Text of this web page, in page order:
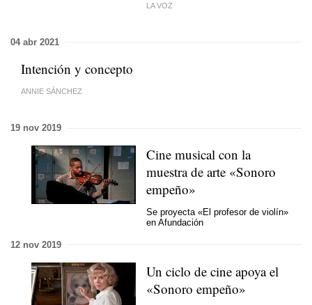
LA VOZ
04 abr 2021
Intención y concepto
ANNIE SÁNCHEZ
19 nov 2019
Cine musical con la
muestra de arte «Sonoro
empeño»
Se proyecta «El profesor de violín»
en Afundación
12 nov 2019
Un ciclo de cine apoya el
«Sonoro empeño»